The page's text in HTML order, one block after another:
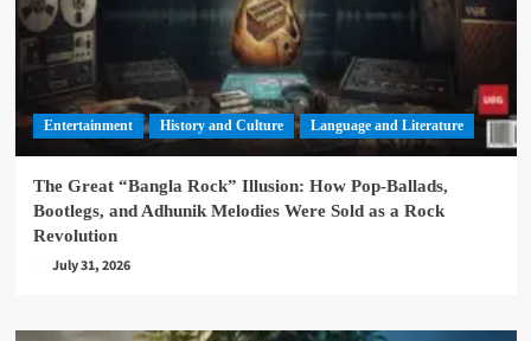
Entertainment History and Culture Language and Literature
The Great “Bangla Rock” Illusion: How Pop-Ballads,
Bootlegs, and Adhunik Melodies Were Sold as a Rock
Revolution
July 31, 2026